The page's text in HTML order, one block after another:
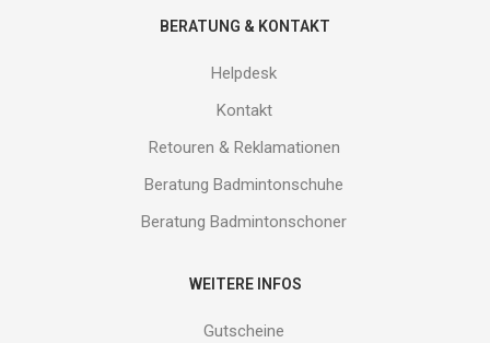
BERATUNG & KONTAKT
Helpdesk
Kontakt
Retouren & Reklamationen
Beratung Badmintonschuhe
Beratung Badmintonschoner
WEITERE INFOS
Gutscheine